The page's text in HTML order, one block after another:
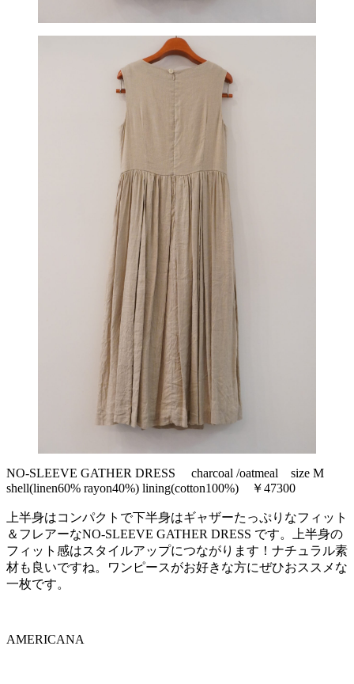
NO-SLEEVE GATHER DRESS charcoal /oatmeal size M
shell(linen60% rayon40%) lining(cotton100%) ￥47300
上半身はコンパクトで下半身はギャザーたっぷりなフィット
＆フレアーなNO-SLEEVE GATHER DRESS です。上半身の
フィット感はスタイルアップにつながります！ナチュラル素
材も良いですね。ワンピースがお好きな方にぜひおススメな
一枚です。
AMERICANA